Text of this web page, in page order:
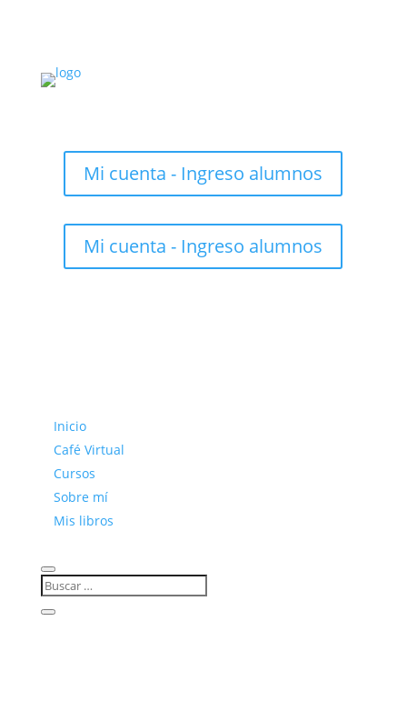
Mi cuenta - Ingreso alumnos
Mi cuenta - Ingreso alumnos
Inicio
Café Virtual
Cursos
Sobre mí
Mis libros